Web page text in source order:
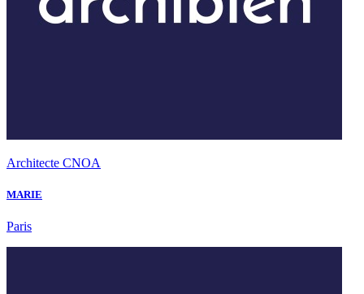
Architecte CNOA
MARIE
Paris